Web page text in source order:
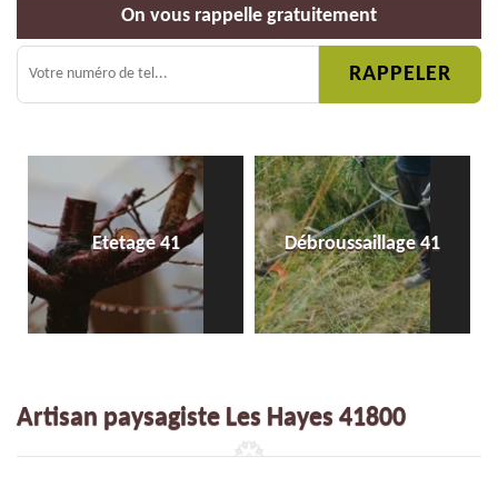
On vous rappelle gratuitement
Etetage 41 Débroussaillage 41
Artisan paysagiste Les Hayes 41800